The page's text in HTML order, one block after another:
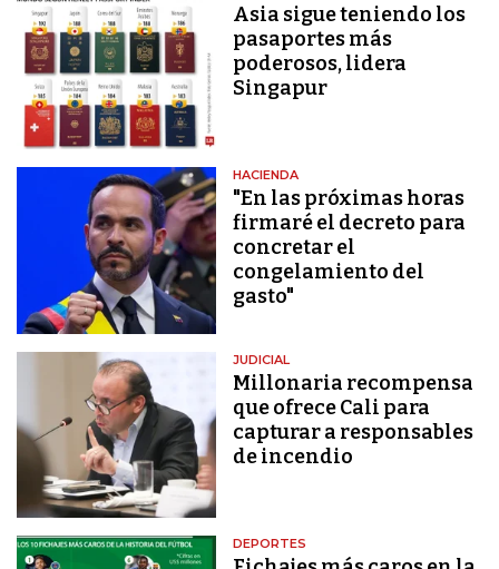
Asia sigue teniendo los
pasaportes más
poderosos, lidera
Singapur
HACIENDA
"En las próximas horas
firmaré el decreto para
concretar el
congelamiento del
gasto"
JUDICIAL
Millonaria recompensa
que ofrece Cali para
capturar a responsables
de incendio
DEPORTES